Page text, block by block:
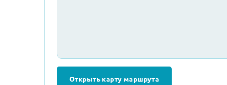
Открыть карту маршрута